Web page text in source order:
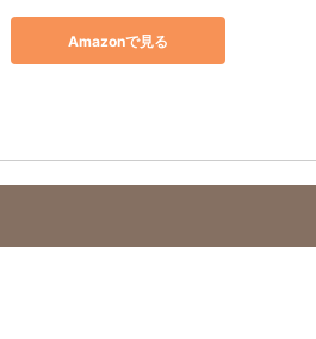
Amazonで見る